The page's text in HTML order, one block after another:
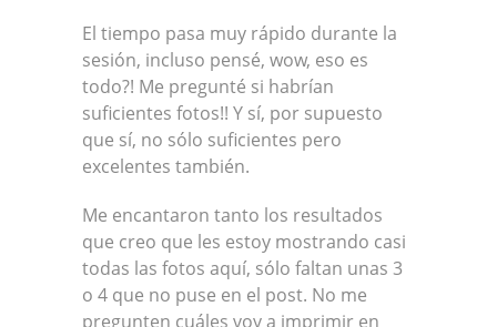
El tiempo pasa muy rápido durante la
sesión, incluso pensé, wow, eso es
todo?! Me pregunté si habrían
suficientes fotos!! Y sí, por supuesto
que sí, no sólo suficientes pero
excelentes también.
Me encantaron tanto los resultados
que creo que les estoy mostrando casi
todas las fotos aquí, sólo faltan unas 3
o 4 que no puse en el post. No me
pregunten cuáles voy a imprimir en